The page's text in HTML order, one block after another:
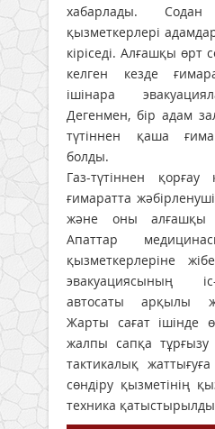
хабарлады.
қызметкерлері
кіріседі. Алғашқы өрт
келген кезде
ішінара
Дегенмен, бір адам
түтіннен қаша
болды.
Газ-түтіннен
ғимаратта
және оны алғашқы
Апаттар
қызметкерлеріне
эвакуациясының
автосаты арқылы
Жарты сағат ішінде
жалпы сапқа
тактикалық
сөндіру қызметінің
техника